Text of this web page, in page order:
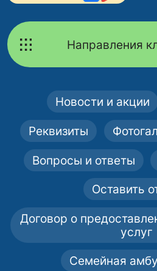
Направления
Новости и акции
Реквизиты
Вопросы и ответы
Оставить
Договор о
услуг
Семейная